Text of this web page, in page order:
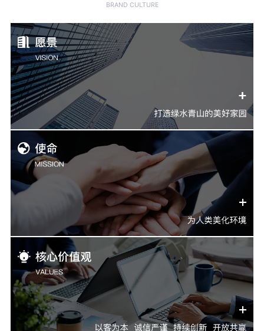
BRAND CULTURE